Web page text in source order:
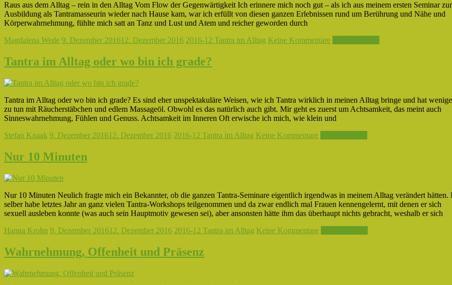
Raus aus dem Alltag – rein in den Alltag Vom Flow der Gegenwärtigkeit Ich erinnere mich noch gut – als ich aus meinem ersten Seminar zur
Ausbildung als Tantramasseurin wieder nach Hause kam, war ich erfüllt von diesen ganzen Erlebnissen rund um Berührung und Nähe und
Körperwahrnehmung, fühlte mich satt an Tanz und Lust und Atem und reicher geworden durch
Magdalena Wede 9. Dezember 201612. Dezember 2016 2016-12 Tantra im Alltag Keine Kommentare
Tantra im Alltag oder wo bin ich grade?
Tantra im Alltag oder wo bin ich grade? Es sind eher unspektakuläre Weisen, wie ich Tantra wirklich in meinen Alltag bringe und hat
zu tun mit Räucherstäbchen und edlem Massageöl. Obwohl es das natürlich auch gibt. Mir geht es zuerst um Achtsamkeit, das meint auch
Sinneswahrnehmung, Fühlen und Genuss. Achtsamkeit im Inneren Oft erwische ich mich, wie klein und
Stefan Knaak 9. Dezember 201612. Dezember 2016 2016-12 Tantra im Alltag Keine Kommentare
Nur 10 Minuten
Nur 10 Minuten Neulich fragte mich ein Bekannter, ob die ganzen Tantra-Seminare eigentlich irgendwas in meinem Alltag verändert hätten.
selber habe letztes Jahr an ganz vielen Tantra-Workshops teilgenommen und da zwar endlich mal Frauen kennengelernt, mit denen er sich
sexuell ausleben konnte (was auch sein Hauptmotiv gewesen sei), aber ansonsten hätte ihm das überhaupt nichts gebracht, weshalb er sich
Hanna Krohn 9. Dezember 201612. Dezember 2016 2016-12 Tantra im Alltag Keine Kommentare
Wahrnehmung, Offenheit und Präsenz